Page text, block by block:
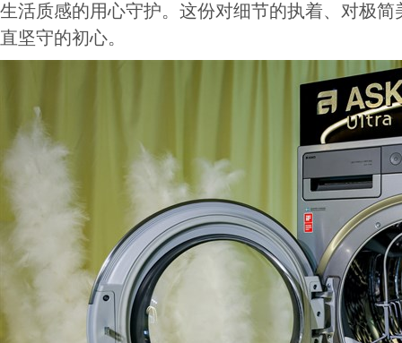
生活质感的用心守护。这份对细节的执着、对极
直坚守的初心。